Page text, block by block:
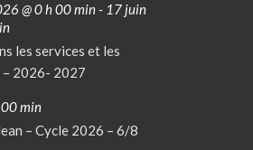
@ 0 h 00 min- 17 juin
les services et les
2026- 2027
min
– Cycle 2026 – 6/8